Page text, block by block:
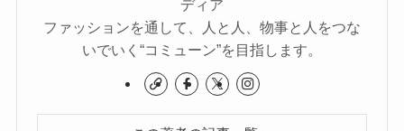
ディア
ファッションを通して、人と人、物事と人をつな
いでいく“コミューン”を目指します。